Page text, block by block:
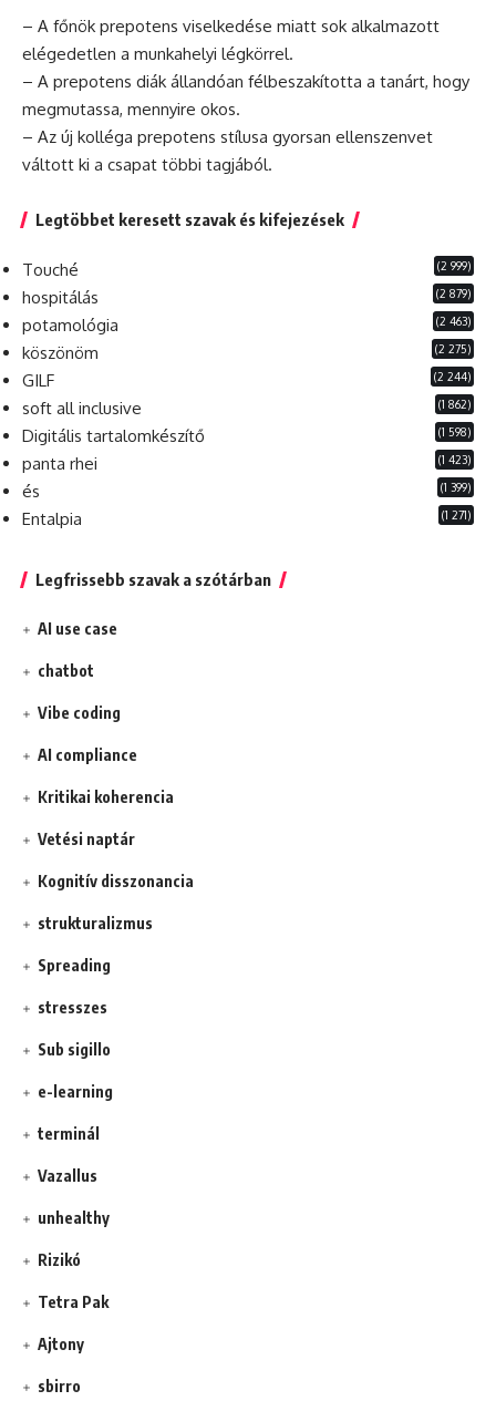
– A főnök prepotens viselkedése miatt sok alkalmazott
elégedetlen a munkahelyi légkörrel.
– A prepotens diák állandóan félbeszakította a tanárt, hogy
megmutassa, mennyire okos.
– Az új kolléga prepotens stílusa gyorsan ellenszenvet
váltott ki a csapat többi tagjából.
Legtöbbet keresett szavak és kifejezések
Touché (2 999)
hospitálás (2 879)
potamológia (2 463)
köszönöm (2 275)
GILF (2 244)
soft all inclusive (1 862)
Digitális tartalomkészítő (1 598)
panta rhei (1 423)
és (1 399)
Entalpia (1 271)
Legfrissebb szavak a szótárban
AI use case
chatbot
Vibe coding
AI compliance
Kritikai koherencia
Vetési naptár
Kognitív disszonancia
strukturalizmus
Spreading
stresszes
Sub sigillo
e-learning
terminál
Vazallus
unhealthy
Rizikó
Tetra Pak
Ajtony
sbirro